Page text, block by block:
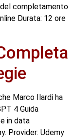
completamento
Durata: 12 ore
Marco Ilardi ha
4 Guida
in data
Provider: Udemy